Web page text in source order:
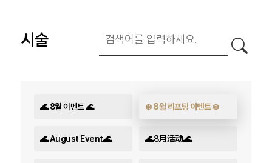
시술
🌊 8월 이벤트 🌊 ❄️ 8월 리프팅 이벤트 ❄️
🌊 August Event🌊 🌊8月活动🌊